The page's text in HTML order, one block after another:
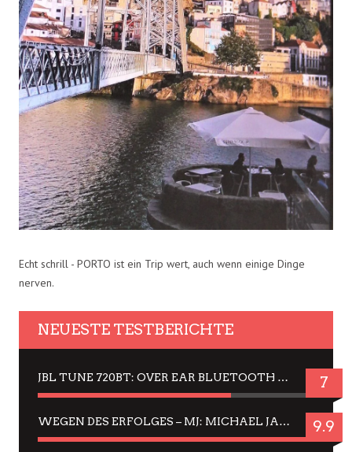
Echt schrill - PORTO ist ein Trip wert, auch wenn einige Dinge
nerven.
NEUESTE TESTBERICHTE
JBL TUNE 720BT: OVER EAR BLUETOOTH KOPFHÖRER UM DIE 50,-€ IM DAUER-TEST 7
WEGEN DES ERFOLGES – MJ: MICHAEL JACKSON MUSICAL IN EINER MATINEE SEHEN 9.9